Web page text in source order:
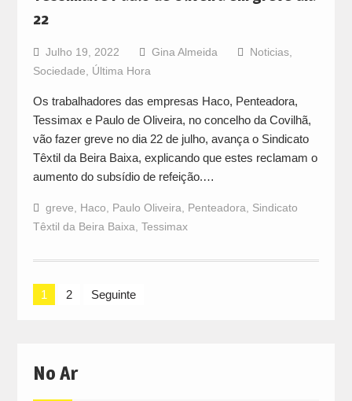
22
Julho 19, 2022 Gina Almeida Noticias,
Sociedade
Última Hora
Os trabalhadores das empresas Haco, Penteadora,
Tessimax e Paulo de Oliveira, no concelho da Covilhã,
vão fazer greve no dia 22 de julho, avança o Sindicato
Têxtil da Beira Baixa, explicando que estes reclamam o
aumento do subsídio de refeição.…
greve Haco Paulo Oliveira Penteadora
Sindicato
Têxtil da Beira Baixa Tessimax
Navegação
1 2 Seguinte
No Ar